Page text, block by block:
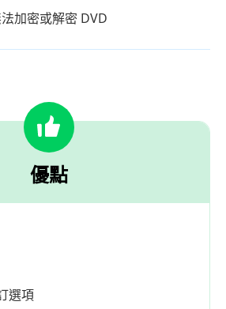
加密或解密 DVD
優點
選項